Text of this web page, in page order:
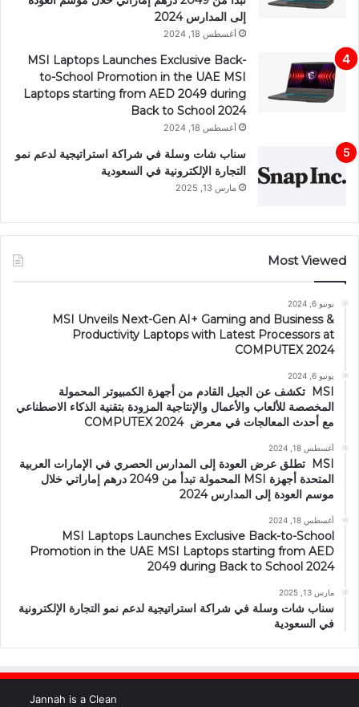
إلى المدارس 2024
أغسطس 18, 2024
MSI Laptops Launches Exclusive Back-
to-School Promotion in the UAE MSI
Laptops starting from AED 2049 during
Back to School 2024
أغسطس 18, 2024
سناب شات وسلة في شراكة استراتيجية لدعم نمو
التجارة الإلكترونية في السعودية
مارس 13, 2025
Most Viewed
يونيو 6, 2024
MSI Unveils Next-Gen AI+ Gaming and Business &
Productivity Laptops with Latest Processors at
COMPUTEX 2024
يونيو 6, 2024
MSI تكشف عن الجيل القادم من أجهزة الكمبيوتر المحمولة
المخصصة للألعاب والأعمال والإنتاجية المزودة بتقنية الذكاء الاصطناعي
مع أحدث المعالجات في معرض COMPUTEX 2024
أغسطس 18, 2024
MSI تطلق عرض العودة إلى المدارس الحصري في الإمارات العربية
المتحدة أجهزة MSI المحمولة تبدأ من 2049 درهم إماراتي خلال
موسم العودة إلى المدارس 2024
أغسطس 18, 2024
MSI Laptops Launches Exclusive Back-to-School
Promotion in the UAE MSI Laptops starting from AED
2049 during Back to School 2024
مارس 13, 2025
سناب شات وسلة في شراكة استراتيجية لدعم نمو التجارة الإلكترونية
في السعودية
Jannah is a Clean